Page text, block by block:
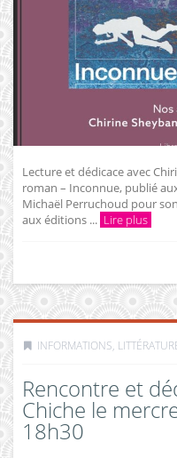
Lecture et dédicace avec
roman – Inconnue, publié
Michaël Perruchoud pour
aux éditions ... Lire plus
INFORMATIONS,
Rencontre et
Chiche le
18h30